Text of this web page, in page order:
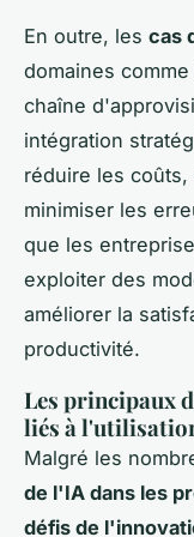
En outre, les cas
domaines
chaîne
intégration
réduire les
minimiser les
que les
exploiter des
améliorer la
productivité.
Les principaux
liés à
Malgré les
de l'IA dans les
défis de